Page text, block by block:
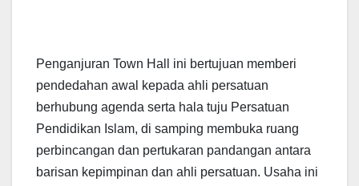
Penganjuran Town Hall ini bertujuan memberi
pendedahan awal kepada ahli persatuan
berhubung agenda serta hala tuju Persatuan
Pendidikan Islam, di samping membuka ruang
perbincangan dan pertukaran pandangan antara
barisan kepimpinan dan ahli persatuan. Usaha ini